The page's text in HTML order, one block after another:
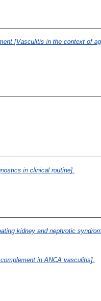
[Vasculitis in the context of
in clinical routine].
kidney and nephrotic
in ANCA vasculitis].